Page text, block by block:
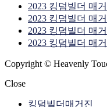
2023 킹덤빌더 매
2023 킹덤빌더 매
2023 킹덤빌더 매
2023 킹덤빌더 매
Copyright © Heavenly
Close
킹덤빌더매거진